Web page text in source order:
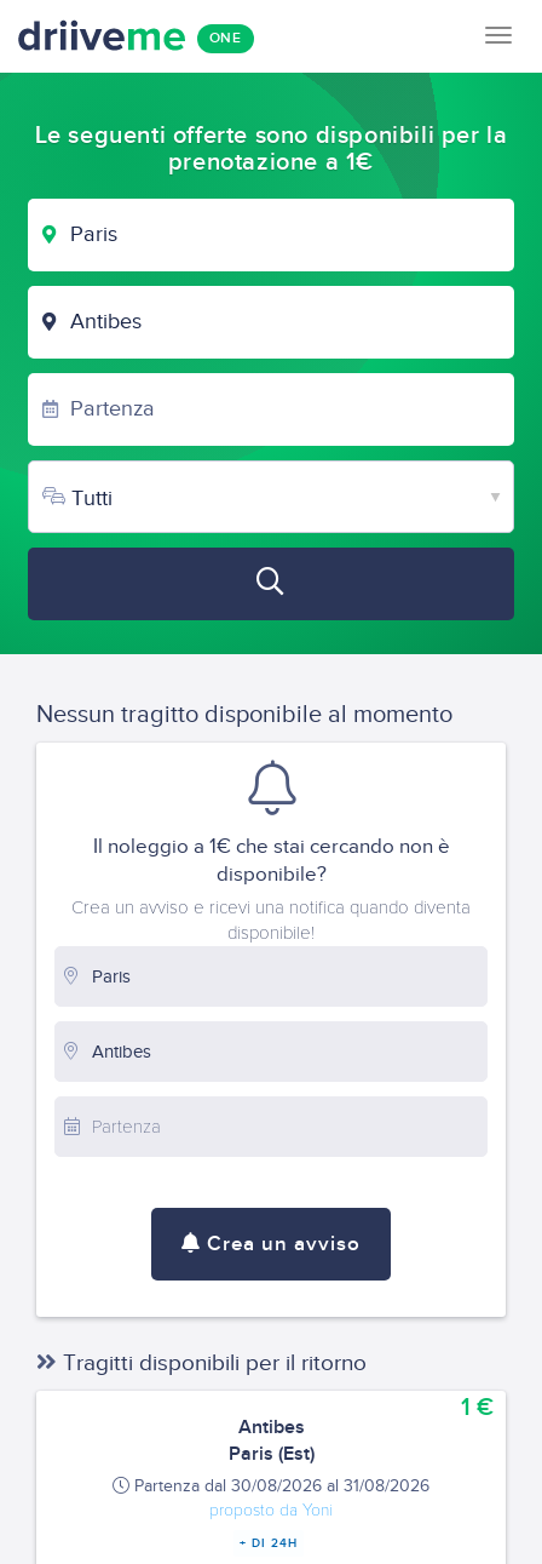
ONE
Le seguenti offerte sono disponibili per la
prenotazione a 1€
Nessun tragitto disponibile al momento
Il noleggio a 1€ che stai cercando non è
disponibile?
Crea un avviso e ricevi una notifica quando diventa
disponibile!
Crea un avviso
Tragitti disponibili per il ritorno
Antibes
Paris (Est)
Partenza dal 30/08/2026 al 31/08/2026
proposto da Yoni
+ DI 24H
1 €